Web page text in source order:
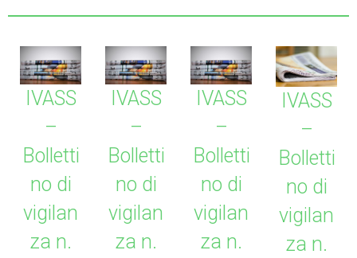
IVASS
–
Bolletti
no di
vigilan
za n.
IVASS
–
Bolletti
no di
vigilan
za n.
IVASS
–
Bolletti
no di
vigilan
za n.
IVASS
–
Bolletti
no di
vigilan
za n.